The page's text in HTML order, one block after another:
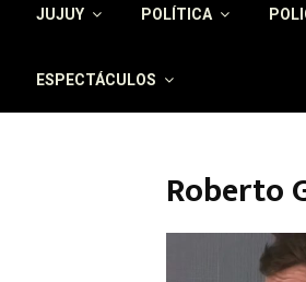
JUJUY POLÍTICA
ESPECTÁCULOS
Roberto